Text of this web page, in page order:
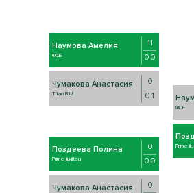
Наумова Амелия
ФСЕ
11
0 0
Чумакова Анастасия
Titan BJJ
0
0 1
Поздеева Полина
Prime jiu-jitsu
0
0 0
Чумакова Анастасия 0
ФСЕ
Prime